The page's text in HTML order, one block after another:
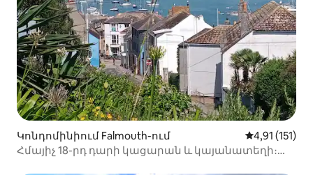
Կոնդոմինիում Falmouth-ում Միջին
4,91 (151)
Հմայիչ 18-րդ դարի կացարան և կայանատեղի։